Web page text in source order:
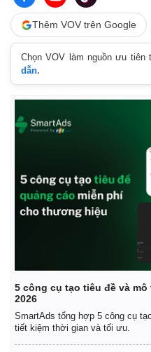
Thêm VOV trên Google
Chọn VOV làm nguồn ưu tiên
dẫn.
5 công cụ tạo tiêu đề và
2026
SmartAds tổng hợp 5 công cụ
tiết kiệm thời gian và tối ưu.